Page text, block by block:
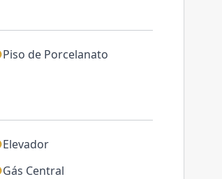
Piso de Porcelanato
Elevador
Gás Central